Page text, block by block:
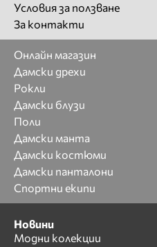
Условия за ползване
За контакти
Онлайн магазин
Дамски дрехи
Рокли
Дамски блузи
Поли
Дамски манта
Дамски костюми
Дамски панталони
Спортни екипи
Новини
Модни колекции